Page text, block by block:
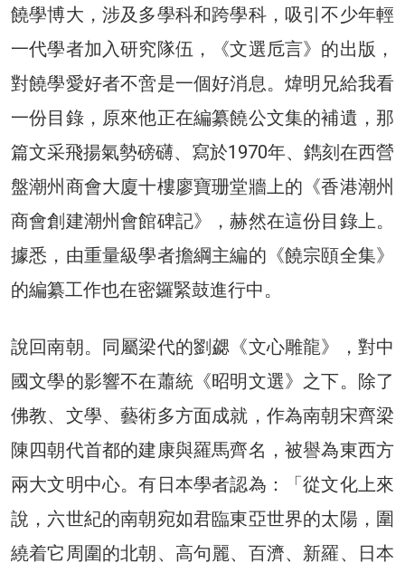
饒學博大，涉及多學科和跨學科，吸引不少年輕
一代學者加入研究隊伍，《文選卮言》的出版，
對饒學愛好者不啻是一個好消息。煒明兄給我看
一份目錄，原來他正在編纂饒公文集的補遺，那
篇文采飛揚氣勢磅礴、寫於1970年、鐫刻在西營
盤潮州商會大廈十樓廖寶珊堂牆上的《香港潮州
商會創建潮州會館碑記》，赫然在這份目錄上。
據悉，由重量級學者擔綱主編的《饒宗頤全集》
的編纂工作也在密鑼緊鼓進行中。
說回南朝。同屬梁代的劉勰《文心雕龍》，對中
國文學的影響不在蕭統《昭明文選》之下。除了
佛教、文學、藝術多方面成就，作為南朝宋齊梁
陳四朝代首都的建康與羅馬齊名，被譽為東西方
兩大文明中心。有日本學者認為：「從文化上來
說，六世紀的南朝宛如君臨東亞世界的太陽，圍
繞着它周圍的北朝、高句麗、百濟、新羅、日本